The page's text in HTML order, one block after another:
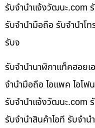
รับจํานําแจ้งวัฒนะ.com
รับจำนำมือถือ รับจำนำโ
รับจ
รับจำนำนาฬิกาแท็คฮอยเ
จำนำมือถือ ไอแพค ไอโ
รับจํานําแจ้งวัฒนะ.com
รับจำนำสินค้าไอที รับจำ